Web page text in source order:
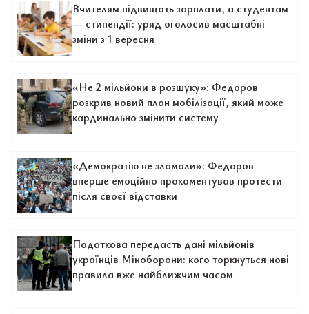
Вчителям підвищать зарплати, а студентам
— стипендії: уряд оголосив масштабні
зміни з 1 вересня
«Не 2 мільйони в розшуку»: Федоров
розкрив новий план мобілізації, який може
кардинально змінити систему
«Демократію не зламали»: Федоров
вперше емоційно прокоментував протести
після своєї відставки
Податкова передасть дані мільйонів
українців Міноборони: кого торкнуться нові
правила вже найближчим часом